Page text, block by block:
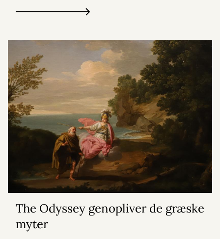
The Odyssey genopliver de græske
myter